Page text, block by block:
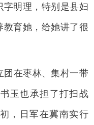
字明理，特别是县妇
育她，给她讲了很
团在枣林、集村一带
玉也承担了打扫战
，日军在冀南实行